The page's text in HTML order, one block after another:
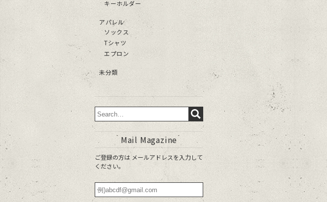
キーホルダー
アパレル
ソックス
Tシャツ
エプロン
未分類
Mail Magazine
ご登録の方は メールアドレスを入力して
ください。